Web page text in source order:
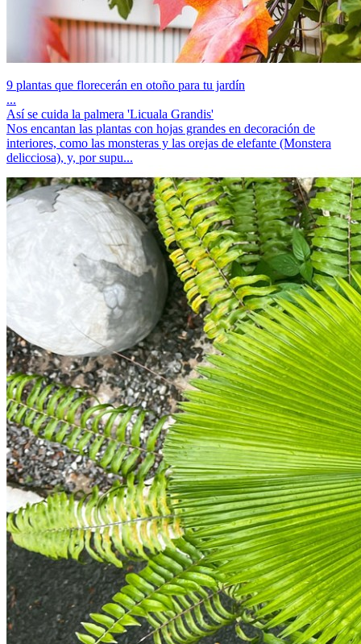
9 plantas que florecerán en otoño para tu jardín
...
Así se cuida la palmera 'Licuala Grandis'
Nos encantan las plantas con hojas grandes en decoración de
interiores, como las monsteras y las orejas de elefante (Monstera
delicciosa), y, por supu...